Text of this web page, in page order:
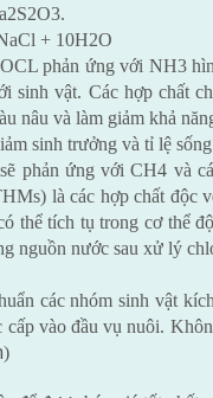
+ 10H2O
phản ứng với NH3
vật. Các hợp chất
nâu và làm giảm khả
sinh trưởng và tỉ lệ sống
phản ứng với CH4 và
là các hợp chất độc
thể tích tụ trong cơ thể
nguồn nước sau xử lý
các nhóm sinh vật
vào đầu vụ nuôi.
)